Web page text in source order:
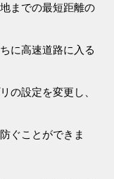
までの最短距離の
に高速道路に入る
の設定を変更し、
ぐことができま